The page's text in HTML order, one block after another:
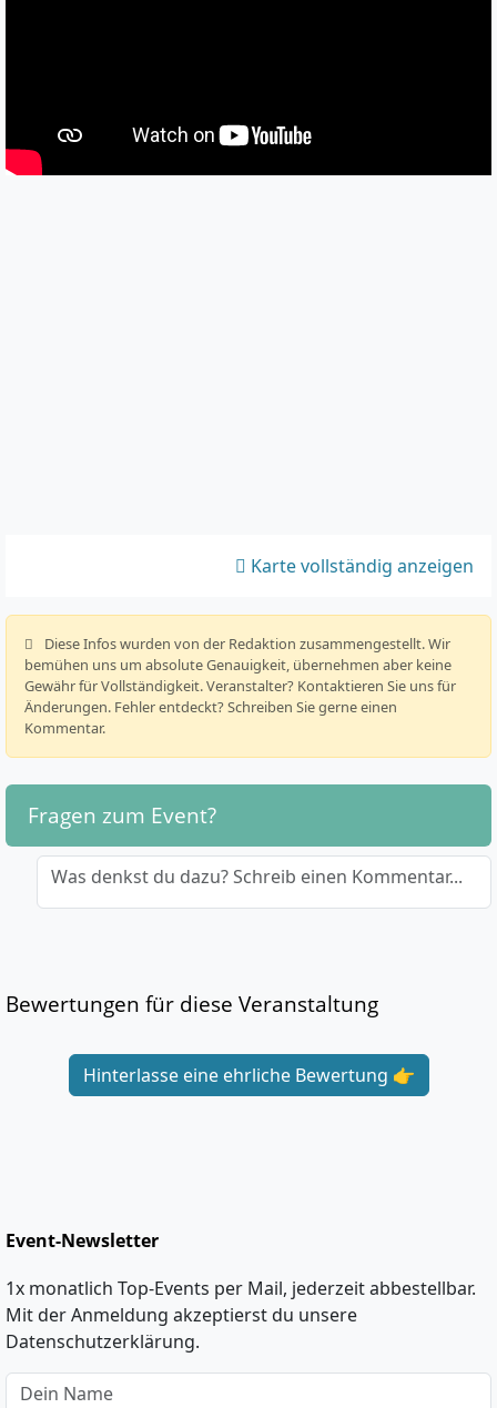
Karte vollständig anzeigen
️ Diese Infos wurden von der Redaktion zusammengestellt. Wir
bemühen uns um absolute Genauigkeit, übernehmen aber keine
Gewähr für Vollständigkeit. Veranstalter? Kontaktieren Sie uns für
Änderungen. Fehler entdeckt? Schreiben Sie gerne einen
Kommentar.
Fragen zum Event?
Was denkst du dazu? Schreib einen Kommentar...
Bewertungen für diese Veranstaltung
Hinterlasse eine ehrliche Bewertung 👉
Event-Newsletter
1x monatlich Top-Events per Mail, jederzeit abbestellbar.
Mit der Anmeldung akzeptierst du unsere
Datenschutzerklärung.